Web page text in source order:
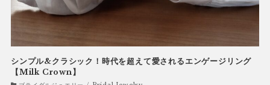
シンプル&クラシック！時代を超えて愛されるエンゲージリング
【Milk Crown】